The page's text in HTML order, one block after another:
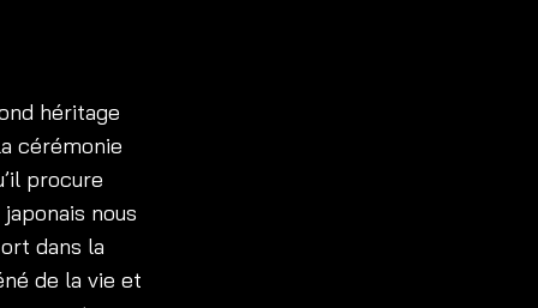
héritage
cérémonie
procure
nous
dans la
de la vie et